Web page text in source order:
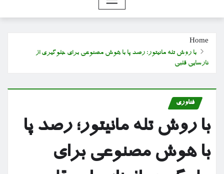
Home
با روش تله مانیتور؛ رصد پا با هوش مصنوعی برای جلوگیری از
نارسایی قلبی
فناوری
با روش تله مانیتور؛ رصد پا
با هوش مصنوعی برای